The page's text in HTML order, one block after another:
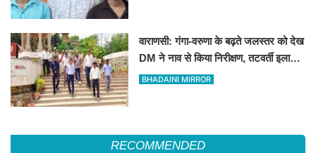
वाराणसी: गंगा-वरुणा के बढ़ते जलस्तर को देख
DM ने नाव से किया निरीक्षण, तटवर्ती इलाकों
के लिए अलर्ट जारी
BHADAINI MIRROR
RECOMMENDED